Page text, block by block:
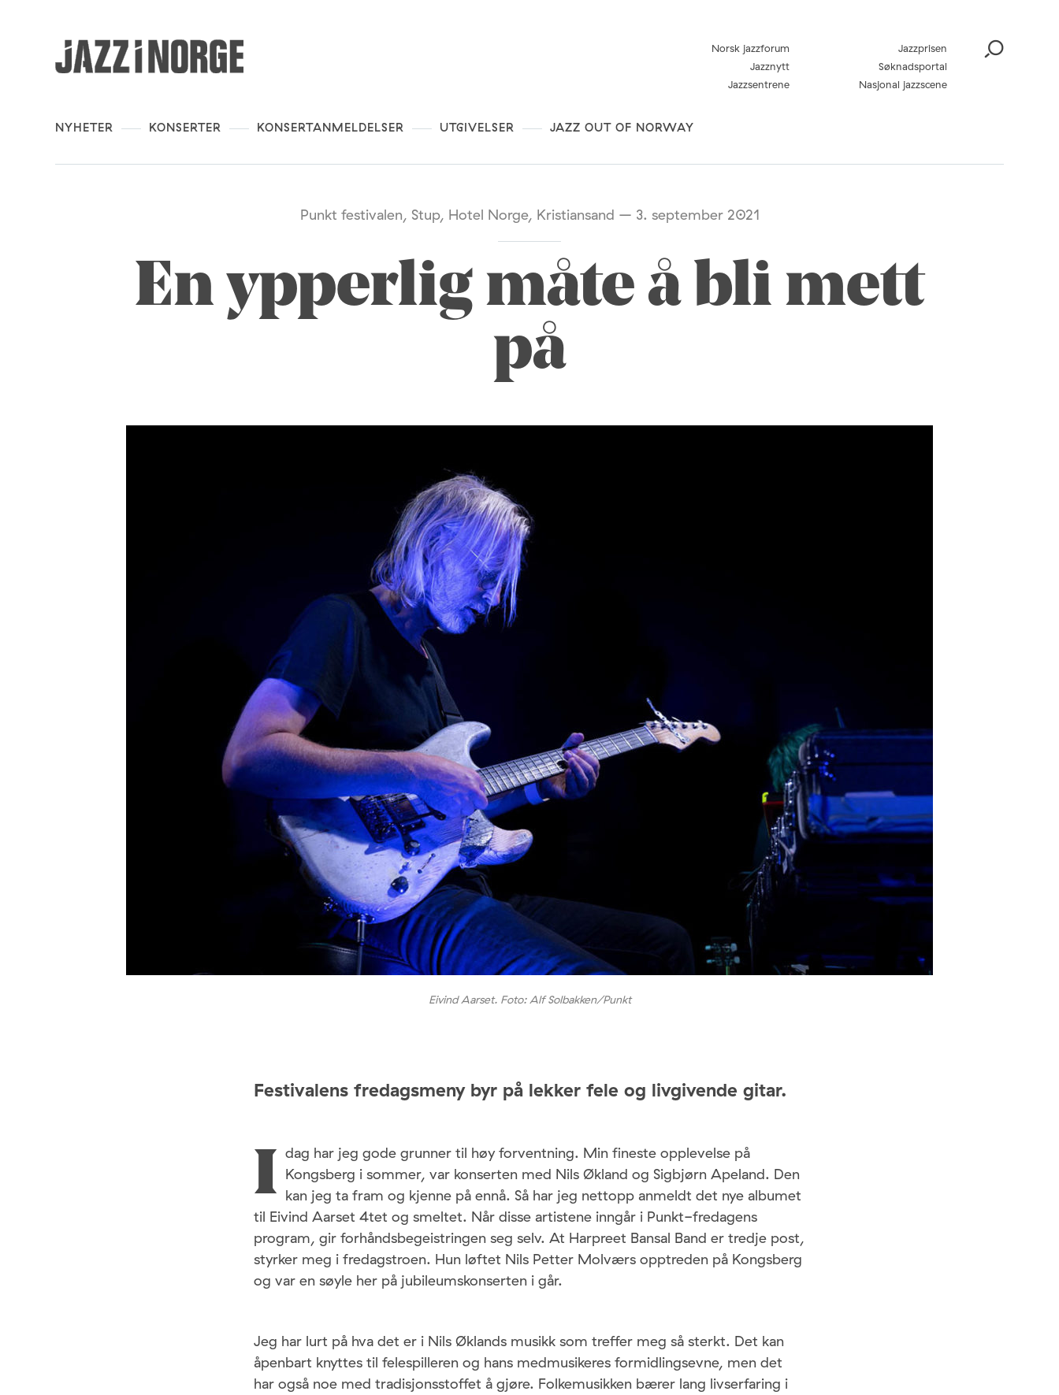
NYHETER KONSERTER KONSERTANMELDELSER UTGIVELSER JAZZ OUT OF NORWAY
Norsk jazzforum
Jazzprisen
Jazznytt
Søknadsportal
Jazzsentrene
Nasjonal jazzscene
Punkt festivalen, Stup, Hotel Norge, Kristiansand – 3. september 2021
En ypperlig måte å bli mett
på
Eivind Aarset. Foto: Alf Solbakken/Punkt
Festivalens fredagsmeny byr på lekker fele og livgivende gitar.
I dag har jeg gode grunner til høy forventning. Min fineste opplevelse på
Kongsberg i sommer, var konserten med Nils Økland og Sigbjørn Apeland. Den
kan jeg ta fram og kjenne på ennå. Så har jeg nettopp anmeldt det nye albumet
til Eivind Aarset 4tet og smeltet. Når disse artistene inngår i Punkt-fredagens
program, gir forhåndsbegeistringen seg selv. At Harpreet Bansal Band er tredje post,
styrker meg i fredagstroen. Hun løftet Nils Petter Molværs opptreden på Kongsberg
og var en søyle her på jubileumskonserten i går.
Jeg har lurt på hva det er i Nils Øklands musikk som treffer meg så sterkt. Det kan
åpenbart knyttes til felespilleren og hans medmusikeres formidlingsevne, men det
har også noe med tradisjonsstoffet å gjøre. Folkemusikken bærer lang livserfaring i